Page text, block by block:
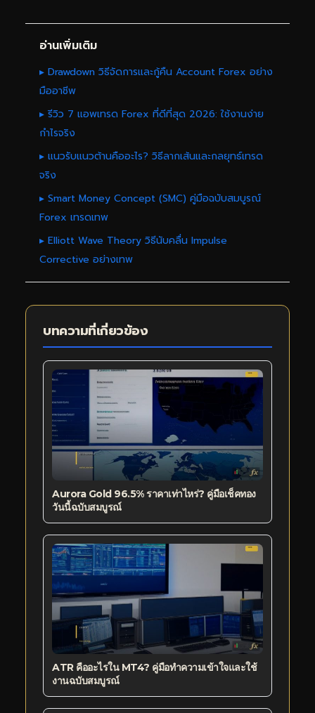
อ่านเพิ่มเติม
▸ Drawdown วิธีจัดการและกู้คืน Account Forex อย่าง
มืออาชีพ
▸ รีวิว 7 แอพเทรด Forex ที่ดีที่สุด 2026: ใช้งานง่าย
กำไรจริง
▸ แนวรับแนวต้านคืออะไร? วิธีลากเส้นและกลยุทธ์เทรด
จริง
▸ Smart Money Concept (SMC) คู่มือฉบับสมบูรณ์
Forex เทรดเทพ
▸ Elliott Wave Theory วิธีนับคลื่น Impulse
Corrective อย่างเทพ
บทความที่เกี่ยวข้อง
Aurora Gold 96.5% ราคาเท่าไหร่? คู่มือเช็คทอง
วันนี้ฉบับสมบูรณ์
ATR คืออะไรใน MT4? คู่มือทำความเข้าใจและใช้
งานฉบับสมบูรณ์